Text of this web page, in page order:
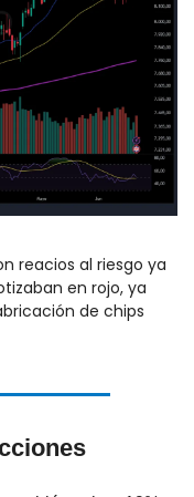
reacios al riesgo ya
en rojo, ya
de chips